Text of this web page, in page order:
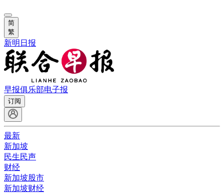
简
繁
新明日报
早报俱乐部电子报
订阅
最新
新加坡
民生民声
财经
新加坡股市
新加坡财经